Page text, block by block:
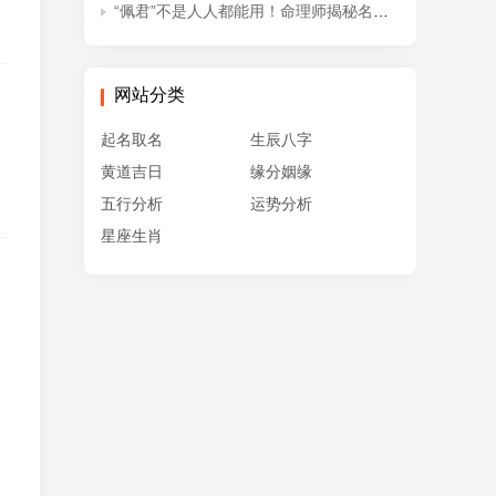
“佩君”不是人人都能用！命理师揭秘名字背后的五行杀局与取名禁忌
网站分类
起名取名
生辰八字
黄道吉日
缘分姻缘
五行分析
运势分析
星座生肖